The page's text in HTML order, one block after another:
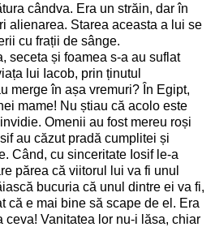
cândva. Era un străin, dar în
alienarea. Starea aceasta a lui se
cu frații de sânge.
seceta și foamea s-a au suflat
lui Iacob, prin ținutul
merge în așa vremuri? În Egipt,
mame! Nu știau că acolo este
Omenii au fost mereu roși
au căzut pradă cumplitei și
Când, cu sinceritate Iosif le-a
părea că viitorul lui va fi unul
bucuria că unul dintre ei va fi,
că e mai bine să scape de el. Era
ceva! Vanitatea lor nu-i lăsa, chiar